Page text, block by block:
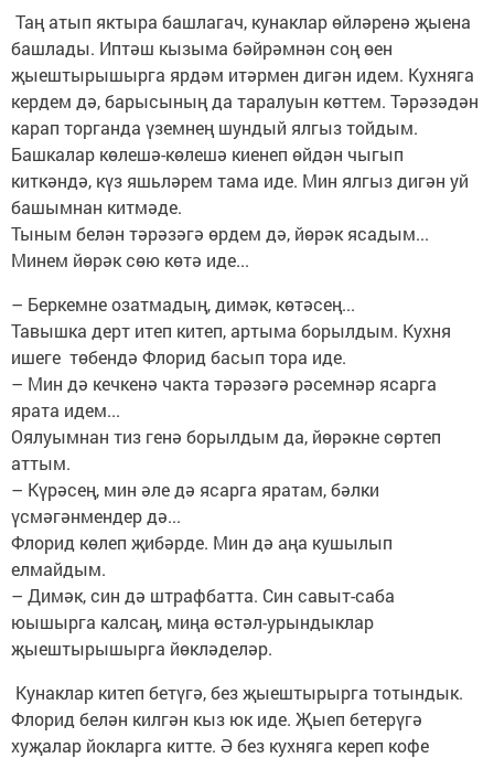
Таң атып яктыра башлагач, кунаклар өйләренә җыена
башлады. Иптәш кызыма бәйрәмнән соң өен
җыештырышырга ярдәм итәрмен дигән идем. Кухняга
кердем дә, барысының да таралуын көттем. Тәрәзәдән
карап торганда үземнең шундый ялгыз тойдым.
Башкалар көлешә-көлешә киенеп өйдән чыгып
киткәндә, күз яшьләрем тама иде. Мин ялгыз дигән уй
башымнан китмәде.
Тыным белән тәрәзәгә өрдем дә, йөрәк ясадым...
Минем йөрәк сөю көтә иде...
– Беркемне озатмадың, димәк, көтәсең...
Тавышка дерт итеп китеп, артыма борылдым. Кухня
ишеге төбендә Флорид басып тора иде.
– Мин дә кечкенә чакта тәрәзәгә рәсемнәр ясарга
ярата идем...
Оялуымнан тиз генә борылдым да, йөрәкне сөртеп
аттым.
– Күрәсең, мин әле дә ясарга яратам, бәлки
үсмәгәнмендер дә...
Флорид көлеп җибәрде. Мин дә аңа кушылып
елмайдым.
– Димәк, син дә штрафбатта. Син савыт-саба
юышырга калсаң, миңа өстәл-урындыклар
җыештырышырга йөкләделәр.
Кунаклар китеп бетүгә, без җыештырырга тотындык.
Флорид белән килгән кыз юк иде. Җыеп бетерүгә
хуҗалар йокларга китте. Ә без кухняга кереп кофе